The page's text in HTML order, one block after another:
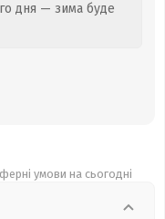
дня — зима буде
умови на сьогодні